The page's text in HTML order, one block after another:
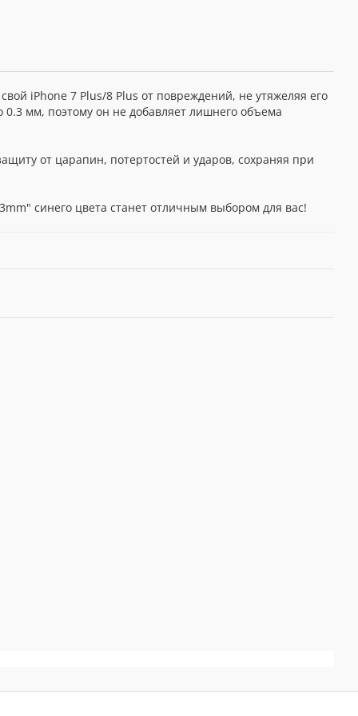
iPhone 7 Plus/8 Plus от повреждений, не утяжеляя его
0.3 мм, поэтому он не добавляет лишнего объема
от царапин, потертостей и ударов, сохраняя при
синего цвета станет отличным выбором для вас!